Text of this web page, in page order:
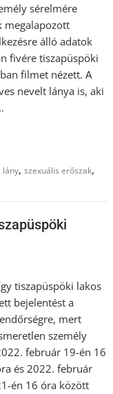
sérelmére
megalapozott
álló adatok
fivére tiszapüspöki
filmet nézett. A
nevelt lánya is, aki
lány,szexuális erőszak,
tiszapüspöki lakos
bejelentést a
mert
személy
február 19-én 16
és 2022. február
én 16 óra között